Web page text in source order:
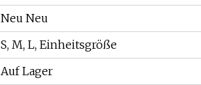
Neu Neu
S, M, L, Einheitsgröße
Auf Lager